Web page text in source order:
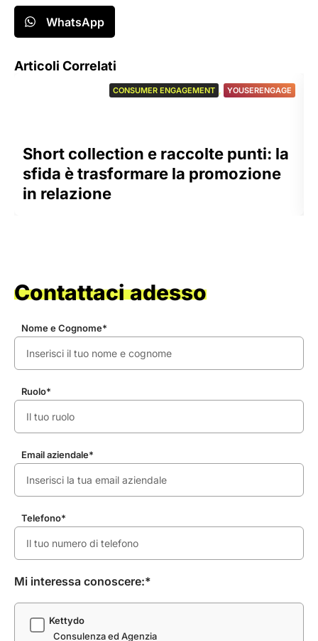
WhatsApp
Articoli Correlati
Short collection e raccolte punti: la
sfida è trasformare la promozione
in relazione
CONSUMER ENGAGEMENT , YOUSERENGAGE
Contattaci adesso
Nome e Cognome*
Ruolo*
Email aziendale*
Telefono*
Mi interessa conoscere:*
Kettydo
Consulenza ed Agenzia